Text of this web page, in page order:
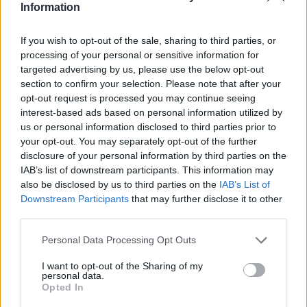
Information
If you wish to opt-out of the sale, sharing to third parties, or
processing of your personal or sensitive information for
targeted advertising by us, please use the below opt-out
section to confirm your selection. Please note that after your
opt-out request is processed you may continue seeing
interest-based ads based on personal information utilized by
us or personal information disclosed to third parties prior to
your opt-out. You may separately opt-out of the further
disclosure of your personal information by third parties on the
IAB’s list of downstream participants. This information may
also be disclosed by us to third parties on the IAB’s List of
Downstream Participants that may further disclose it to other
Please note that this website/app uses one or more Google
not limited to your visit or usage behaviour. You may click to
grant or deny consent to Google and its third-party tags to
use your data for below specified purposes in below Google
Personal Data Processing Opt Outs
I want to opt-out of the Sharing of my
personal data.
Opted In
Procentul maxim de garantare: 80% din
lucru)
Termen de aprobare: 5 zile lucrătoare
Mod de accesare: online – banca transmite
la FNGCIMM documentele electronic
Garanția EXPRESĂ– potrivită pentru
proiecte de anvergură și situații complexe
Valoarea maximă a garanției: 2,5 milioane
euro
Procentul maxim de garantare: 80% pentru